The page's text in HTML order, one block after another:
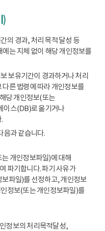
)
의 경과, 처리 목적 달성 등
는 지체 없이 해당 개인정보를
보유기간이 경과하거나 처리
른 법령에 따라 개인정보를
당 개인정보(또는
이스(DB)로 옮기거나
음과 같습니다.
개인정보파일)에 대해
파기합니다. 파기 사유가
파일)를 선정하고, 개인정보
정보(또는 개인정보파일)를
정보의 처리목적달성,